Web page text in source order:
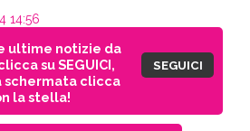
14:56
ultime notizie da
su SEGUICI,
schermata clicca
la stella!
SEGUICI